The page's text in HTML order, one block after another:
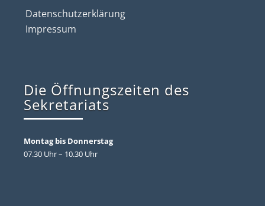
Datenschutzerklärung
Impressum
Die Öffnungszeiten des
Sekretariats
Montag bis Donnerstag
07.30 Uhr – 10.30 Uhr